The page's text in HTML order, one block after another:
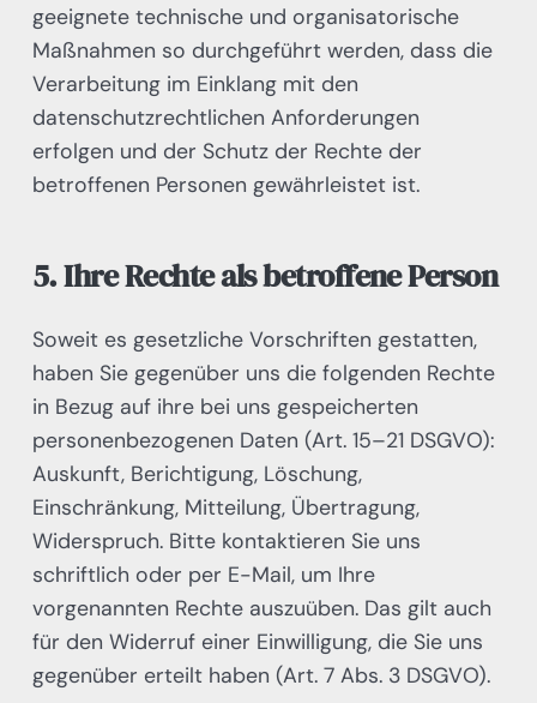
geeignete technische und organisatorische
Maßnahmen so durchgeführt werden, dass die
Verarbeitung im Einklang mit den
datenschutzrechtlichen Anforderungen
erfolgen und der Schutz der Rechte der
betroffenen Personen gewährleistet ist.
5. Ihre Rechte als betroffene Person
Soweit es gesetzliche Vorschriften gestatten,
haben Sie gegenüber uns die folgenden Rechte
in Bezug auf ihre bei uns gespeicherten
personenbezogenen Daten (Art. 15–21 DSGVO):
Auskunft, Berichtigung, Löschung,
Einschränkung, Mitteilung, Übertragung,
Widerspruch. Bitte kontaktieren Sie uns
schriftlich oder per E-Mail, um Ihre
vorgenannten Rechte auszuüben. Das gilt auch
für den Widerruf einer Einwilligung, die Sie uns
gegenüber erteilt haben (Art. 7 Abs. 3 DSGVO).